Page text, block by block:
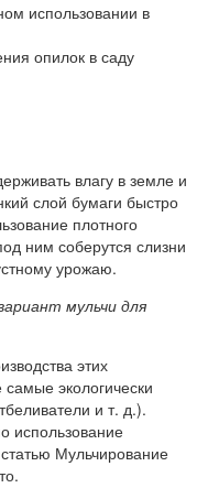
использовании в
опилок в саду
влагу в земле и
слой бумаги быстро
плотного
ним соберутся слизни
урожаю.
мульчи для
этих
экологически
и т. д.).
использование
Мульчирование